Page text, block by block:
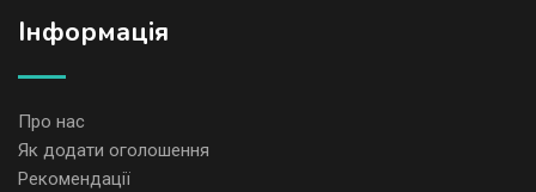
Iнформація
Про нас
Як додати оголошення
Рекомендації